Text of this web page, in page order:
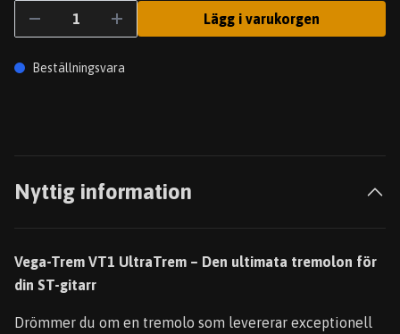
Lägg i varukorgen
Beställningsvara
Nyttig information
Vega-Trem VT1 UltraTrem – Den ultimata tremolon för
din ST-gitarr
Drömmer du om en tremolo som levererar exceptionell